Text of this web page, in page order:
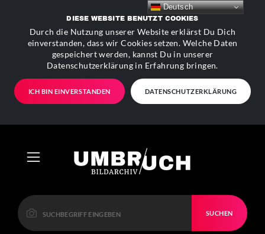
DIESE WEBSITE BENUTZT COOKIES
Durch die Nutzung unserer Website erklärst Du Dich
einverstanden, dass wir Cookies setzen. Welche Daten
gespeichert werden, kannst Du in unserer
Datenschutzerklärung in Erfahrung bringen.
ICH BIN EINVERSTANDEN DATENSCHUTZERKLÄRUNG
SUCHEN
Deutsch